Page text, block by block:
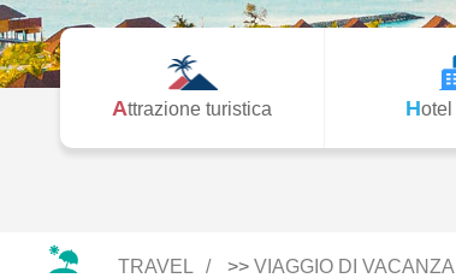
Attrazione turistica
TRAVEL >> VIAGGIO DI VACANZA